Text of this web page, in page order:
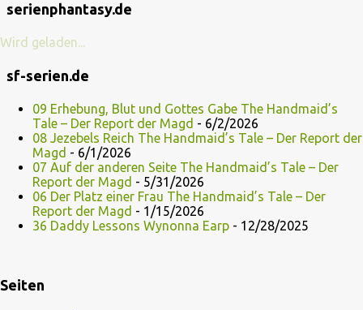
serienphantasy.de
Wird geladen...
sf-serien.de
09 Erhebung, Blut und Gottes Gabe The Handmaid’s
Tale – Der Report der Magd - 6/2/2026
08 Jezebels Reich The Handmaid’s Tale – Der Report der
Magd - 6/1/2026
07 Auf der anderen Seite The Handmaid’s Tale – Der
Report der Magd - 5/31/2026
06 Der Platz einer Frau The Handmaid’s Tale – Der
Report der Magd - 1/15/2026
36 Daddy Lessons Wynonna Earp - 12/28/2025
Seiten